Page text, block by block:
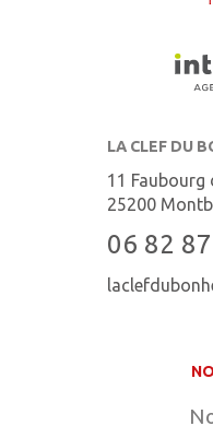
LA CLEF DU
11 Faubourg
25200
06 82